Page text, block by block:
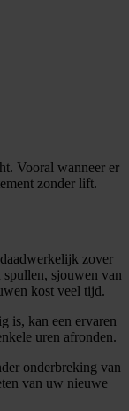
Vooral wanneer er
zonder lift.
zover
spullen, sjouwen van
kost veel tijd.
is, kan een ervaren
uren afronden.
onderbreking van
van uw nieuwe